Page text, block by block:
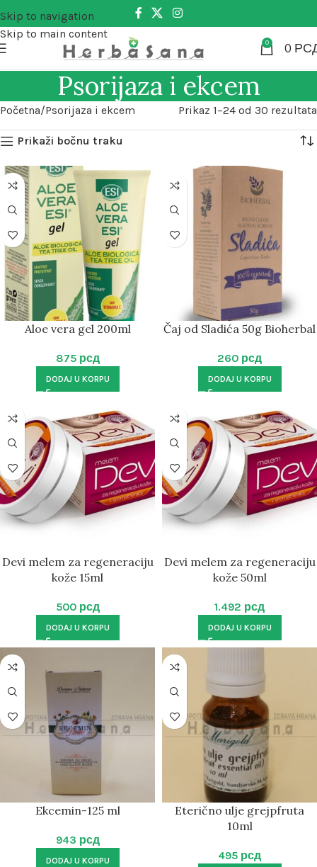
Skip to navigation
Skip to main content
0 0
Psorijaza i ekcem
Početna Psorijaza i ekcem Prikaz 1–24 od 30 rezultata
Prikaži bočnu traku
Aloe vera gel 200ml
875 рсд
DODAJ U KORPU
Čaj od Sladića 50g Bioherbal
260 рсд
DODAJ U KORPU
Devi melem za regeneraciju
kože 15ml
500 рсд
DODAJ U KORPU
Devi melem za regeneraciju
kože 50ml
1.492 рсд
DODAJ U KORPU
Ekcemin-125 ml
943 рсд
DODAJ U KORPU
Eterično ulje grejpfruta
10ml
495 рсд